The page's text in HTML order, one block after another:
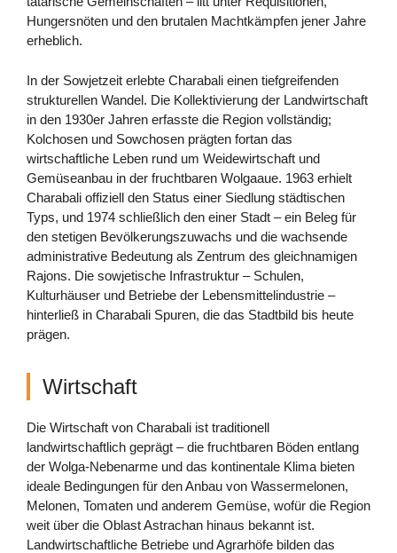
Hungersnöten und den brutalen Machtkämpfen jener Jahre
erheblich.
In der Sowjetzeit erlebte Charabali einen tiefgreifenden
strukturellen Wandel. Die Kollektivierung der Landwirtschaft
in den 1930er Jahren erfasste die Region vollständig;
Kolchosen und Sowchosen prägten fortan das
wirtschaftliche Leben rund um Weidewirtschaft und
Gemüseanbau in der fruchtbaren Wolgaaue. 1963 erhielt
Charabali offiziell den Status einer Siedlung städtischen
Typs, und 1974 schließlich den einer Stadt – ein Beleg für
den stetigen Bevölkerungszuwachs und die wachsende
administrative Bedeutung als Zentrum des gleichnamigen
Rajons. Die sowjetische Infrastruktur – Schulen,
Kulturhäuser und Betriebe der Lebensmittelindustrie –
hinterließ in Charabali Spuren, die das Stadtbild bis heute
prägen.
Wirtschaft
Die Wirtschaft von Charabali ist traditionell
landwirtschaftlich geprägt – die fruchtbaren Böden entlang
der Wolga-Nebenarme und das kontinentale Klima bieten
ideale Bedingungen für den Anbau von Wassermelonen,
Melonen, Tomaten und anderem Gemüse, wofür die Region
weit über die Oblast Astrachan hinaus bekannt ist.
Landwirtschaftliche Betriebe und Agrarhöfe bilden das